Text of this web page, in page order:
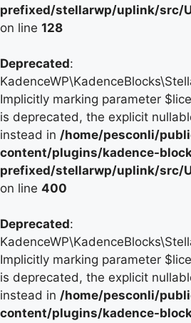
prefixed/stellarwp/uplink/src/
on line 128
Deprecated:
Implicitly marking parameter
is deprecated, the explicit
instead in /home/pesconli/
content/plugins/kadence-
prefixed/stellarwp/uplink/src/
on line 400
Deprecated:
Implicitly marking parameter
is deprecated, the explicit
instead in /home/pesconli/
content/plugins/kadence-